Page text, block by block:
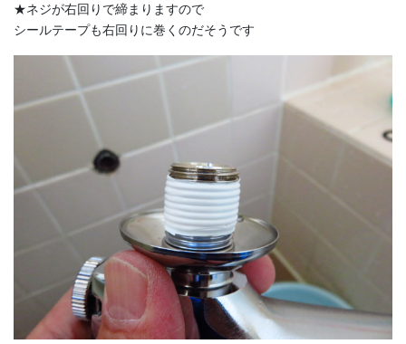
★ネジが右回りで締まりますので
シールテープも右回りに巻くのだそうです